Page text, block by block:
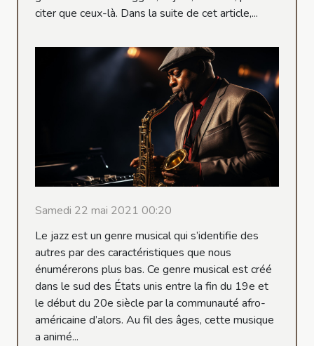
citer que ceux-là. Dans la suite de cet article,...
Samedi 22 mai 2021 00:20
Le jazz est un genre musical qui s’identifie des
autres par des caractéristiques que nous
énumérerons plus bas. Ce genre musical est créé
dans le sud des États unis entre la fin du 19e et
le début du 20e siècle par la communauté afro-
américaine d’alors. Au fil des âges, cette musique
a animé...